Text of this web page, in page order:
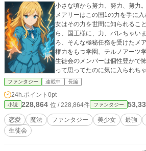
小さな頃から努力、努力、努力
メアリーはこの国1の力を手に
女はその力を世間に知られる
ら、国王様に、力、バレちゃい
ろ、そんな極秘任務を受けたメ
権力をもつ学園、テルノアーツ
生徒会のメンバーは個性豊かで
って思ってたのに気に入られち
知る人は、誰もいない。 この力
学園生活を始めますがーーー、
私、最強なんです。」
ファンタジー 連載中 長編
24h.ポイント 0pt
小説 228,864 位 / 228,864件 ファンタジー
恋愛 魔法 ファンタジー 美少女 最強
生徒会